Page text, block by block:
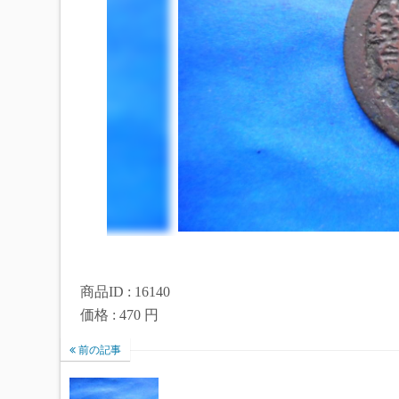
商品ID : 16140
価格 : 470 円
前の記事